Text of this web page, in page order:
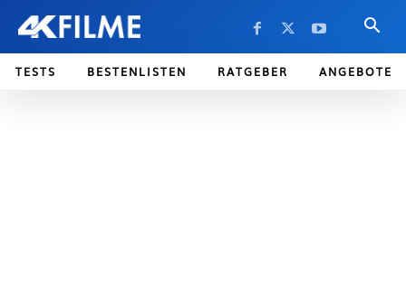
TESTS BESTENLISTEN RATGEBER ANGEBOTE